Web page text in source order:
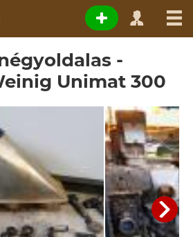
-
Unimat 300